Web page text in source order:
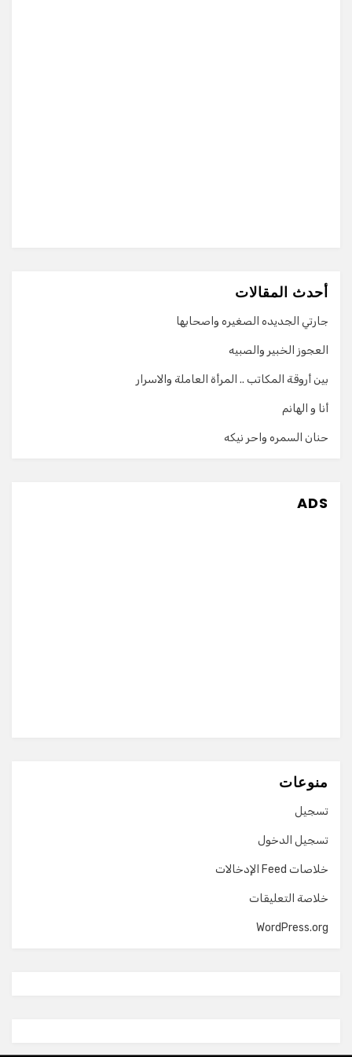
أحدث المقالات
جارتي الجديده الصغيره واصحابها
العجوز الخبير والصبيه
بين أروقة المكاتب .. المرأة العاملة والاسرار
أنا و الهانم
حنان السمره واحر نيكه
ADS
منوعات
تسجيل
تسجيل الدخول
خلاصات Feed الإدخالات
خلاصة التعليقات
WordPress.org